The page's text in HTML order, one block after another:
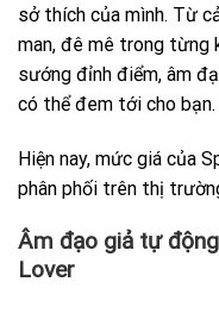
sở thích của mình. Từ
man, đê mê trong từng
sướng đỉnh điểm, âm
có thể đem tới cho bạn.
Hiện nay, mức giá của
phân phối trên thị
Âm đạo giả tự
Lover